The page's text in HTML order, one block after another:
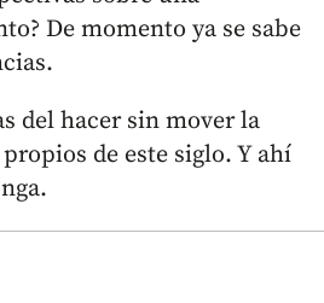
De momento ya se sabe
del hacer sin mover la
de este siglo. Y ahí